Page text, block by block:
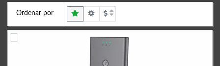
Ordenar por